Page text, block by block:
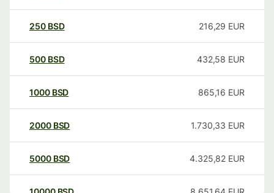
250 BSD 216,29 EUR
500 BSD 432,58 EUR
1000 BSD 865,16 EUR
2000 BSD 1.730,33 EUR
5000 BSD 4.325,82 EUR